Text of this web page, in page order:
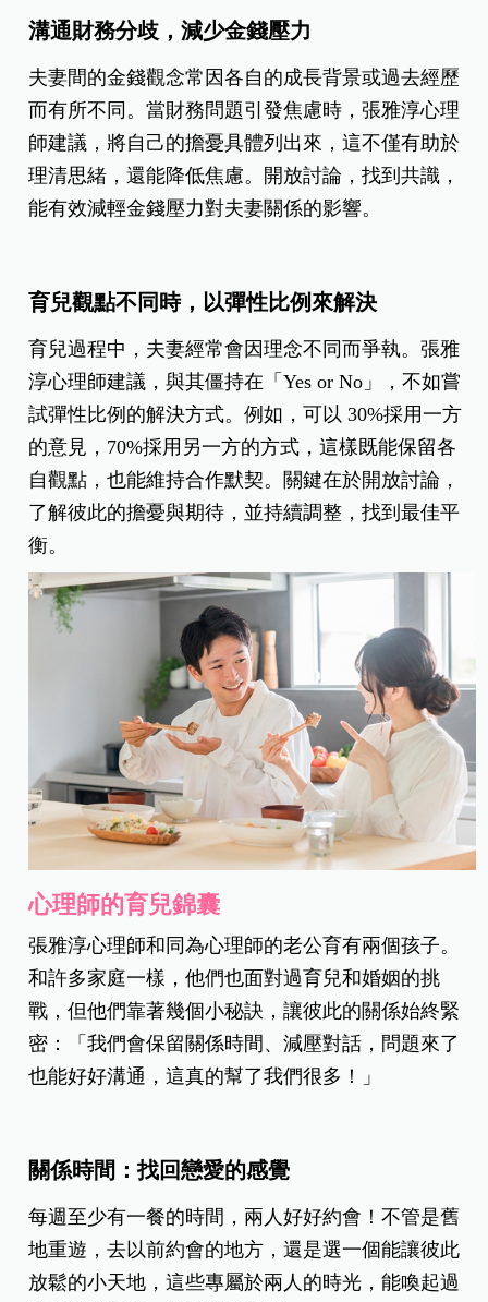
溝通財務分歧，減少金錢壓力
夫妻間的金錢觀念常因各自的成長背景或過去經歷
而有所不同。當財務問題引發焦慮時，張雅淳心理
師建議，將自己的擔憂具體列出來，這不僅有助於
理清思緒，還能降低焦慮。開放討論，找到共識，
能有效減輕金錢壓力對夫妻關係的影響。
育兒觀點不同時，以彈性比例來解決
育兒過程中，夫妻經常會因理念不同而爭執。張雅
淳心理師建議，與其僵持在「Yes or No」，不如嘗
試彈性比例的解決方式。例如，可以 30%採用一方
的意見，70%採用另一方的方式，這樣既能保留各
自觀點，也能維持合作默契。關鍵在於開放討論，
了解彼此的擔憂與期待，並持續調整，找到最佳平
衡。
心理師的育兒錦囊
張雅淳心理師和同為心理師的老公育有兩個孩子。
和許多家庭一樣，他們也面對過育兒和婚姻的挑
戰，但他們靠著幾個小秘訣，讓彼此的關係始終緊
密：「我們會保留關係時間、減壓對話，問題來了
也能好好溝通，這真的幫了我們很多！」
關係時間：找回戀愛的感覺
每週至少有一餐的時間，兩人好好約會！不管是舊
地重遊，去以前約會的地方，還是選一個能讓彼此
放鬆的小天地，這些專屬於兩人的時光，能喚起過